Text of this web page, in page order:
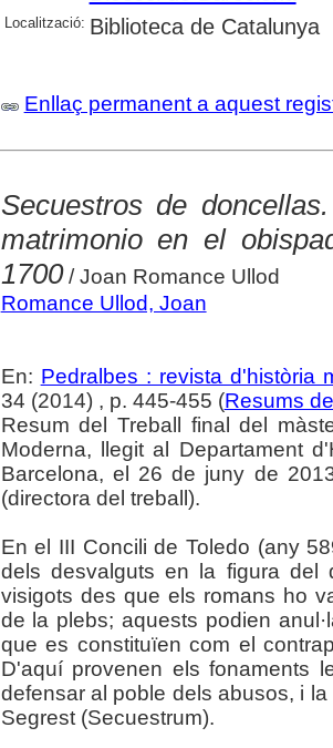
Localització: Biblioteca de Catalunya
Enllaç permanent a aquest
Secuestros de
matrimonio en el
1700/ Joan Romance Ullod
Romance Ullod, Joan
En: Pedralbes : revista d'història
34 (2014) , p. 445-455 (Resums
Resum del Treball final del
Moderna, llegit al Departament
Barcelona, el 26 de juny de
(directora del treball).
En el III Concili de Toledo (any
dels desvalguts en la figura del
visigots des que els romans ho
de la plebs; aquests podien
que es constituïen com el
D'aquí provenen els fonaments
defensar al poble dels abusos, i
Segrest (Secuestrum).